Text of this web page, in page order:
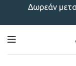
Δωρεάν